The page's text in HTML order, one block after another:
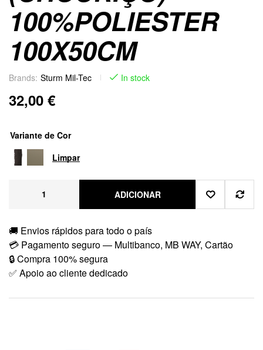
100%POLIESTER
100X50CM
Brands: Sturm Mil-Tec In stock
32,00 €
Variante de Cor
Limpar
ADICIONAR
🚚 Envios rápidos para todo o país
💳 Pagamento seguro — Multibanco, MB WAY, Cartão
🔒 Compra 100% segura
✅ Apoio ao cliente dedicado